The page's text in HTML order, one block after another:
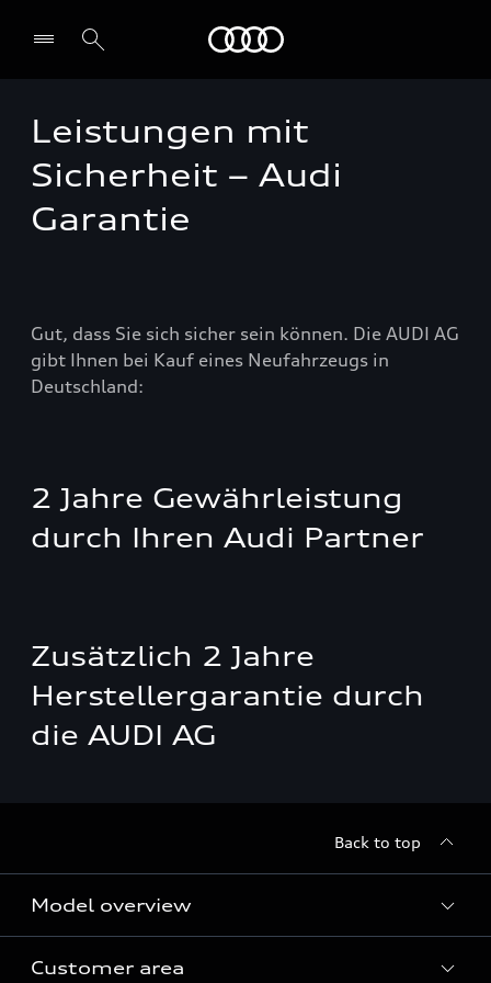
Leistungen mit
Sicherheit – Audi
Garantie
Gut, dass Sie sich sicher sein können. Die AUDI AG
gibt Ihnen bei Kauf eines Neufahrzeugs in
Deutschland:
2 Jahre Gewährleistung
durch Ihren Audi Partner
Zusätzlich 2 Jahre
Herstellergarantie durch
die AUDI AG
Back to top
Model overview
All Models
Customer area